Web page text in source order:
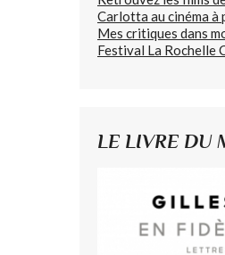
Carlotta au cinéma
Mes critiques dans
Festival La Rochelle
LE LIVRE DU